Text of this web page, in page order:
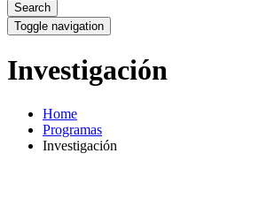
Search
Toggle navigation
Investigación
Home
Programas
Investigación